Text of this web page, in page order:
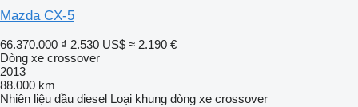
Mazda CX-5
66.370.000 ₫ 2.530 US$ ≈ 2.190 €
Dòng xe crossover
2013
88.000 km
Nhiên liệu dầu diesel Loại khung dòng xe crossover